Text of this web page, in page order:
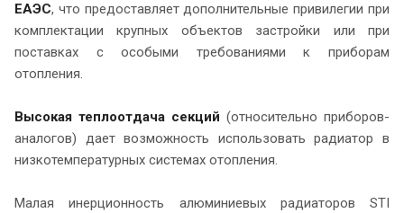
ЕАЭС, что предоставляет дополнительные привилегии при
комплектации крупных объектов застройки или при
поставках с особыми требованиями к приборам
отопления.
Высокая теплоотдача секций (относительно приборов-
аналогов) дает возможность использовать радиатор в
низкотемпературных системах отопления.
Малая инерционность алюминиевых радиаторов STI